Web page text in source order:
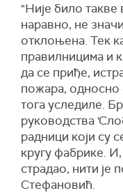
"Није било такве
наравно, не
отклоњена. Тек
правилницима и
да се приђе,
пожара, односно
тога уследиле.
руководства
радници који су
кругу фабрике. И,
страдао, нити је
Стефановић.